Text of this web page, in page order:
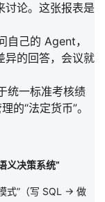
讨论。这张报表是
自己的 Agent，
异的回答，会议就
统一标准考核绩
的“法定货币”。
义决策系统”
式”（写 SQL -> 做